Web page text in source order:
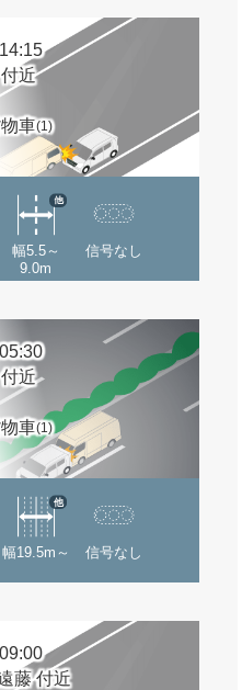
近
車(1)
幅5.5～
9.0m
他
信号なし
近
車(1)
幅19.5m～
他
信号なし
藤 付近